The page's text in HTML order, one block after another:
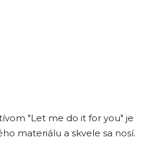
"Let me do it for you" je
materiálu a skvele sa nosí.